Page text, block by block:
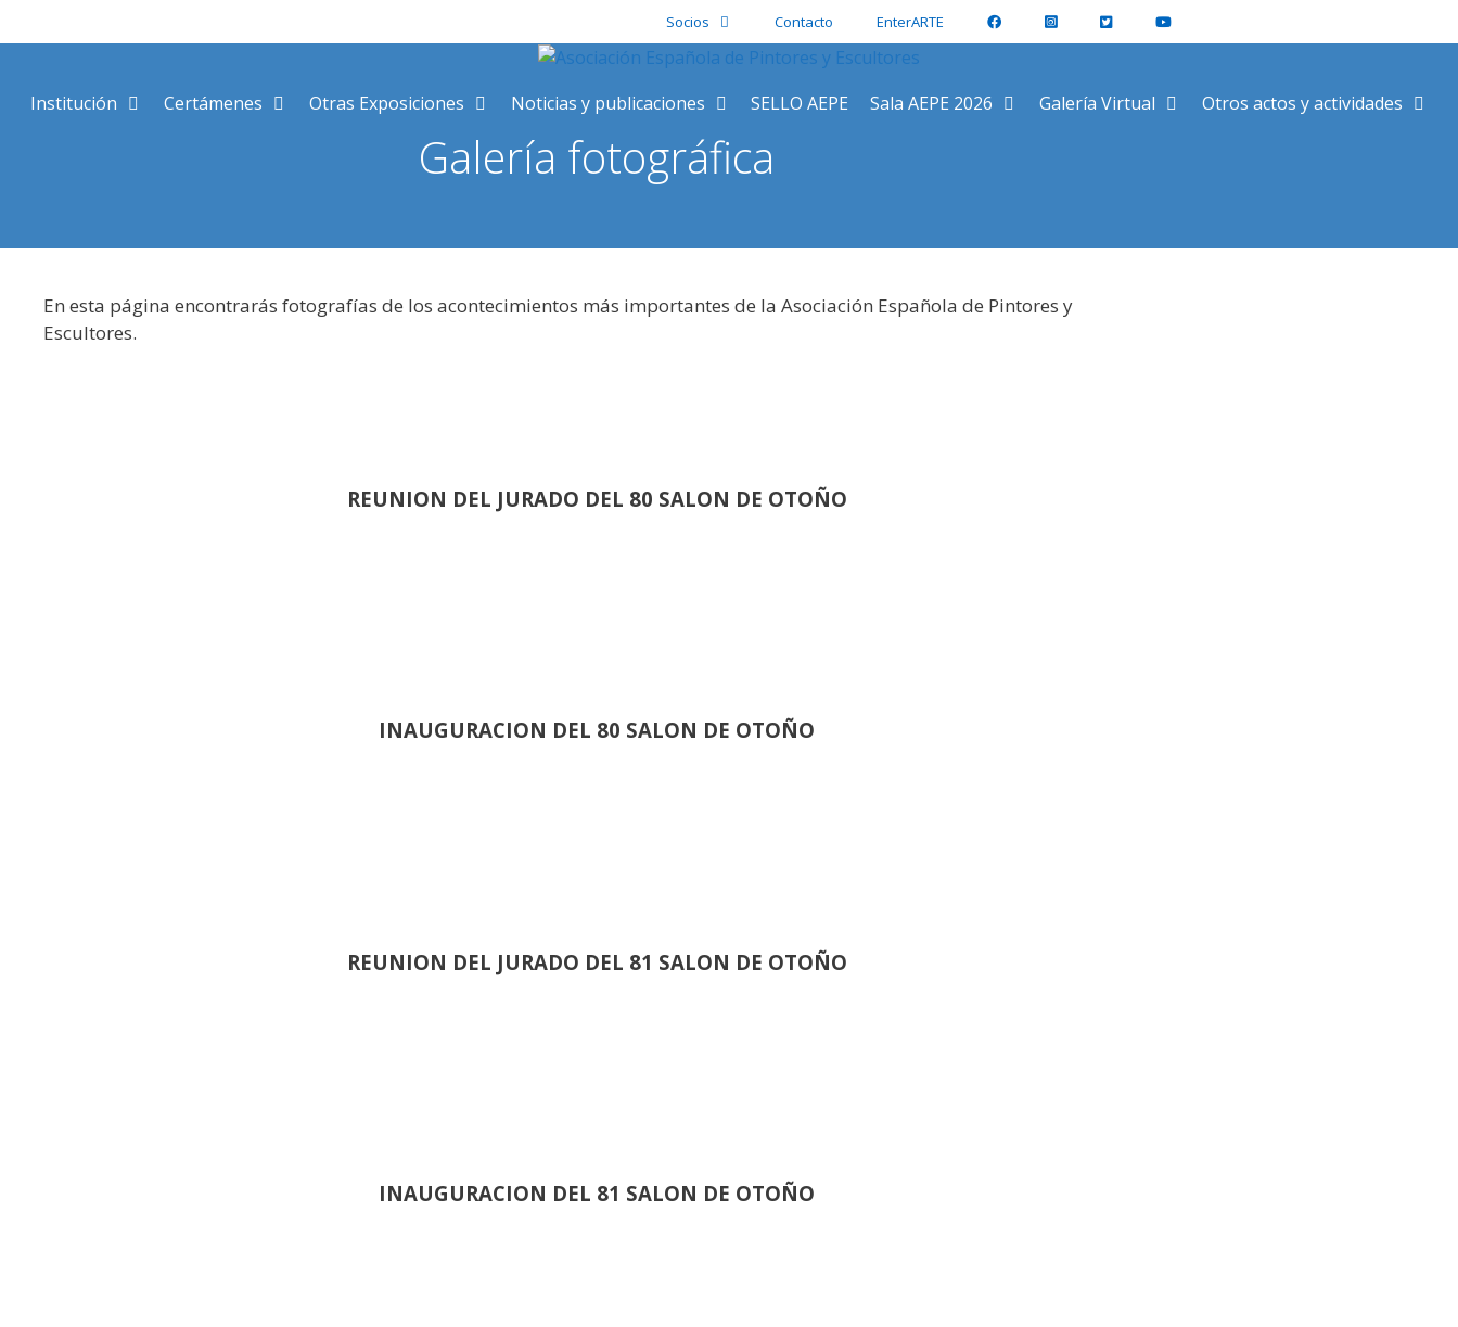
al
Socios Contacto EnterARTE
Institución Certámenes Otras Exposiciones Noticias y publicaciones SELLO AEPE Sala AEPE 2026 Galería Virtual Otros actos y actividades
Galería fotográfica
En esta página encontrarás fotografías de los acontecimientos más importantes de la Asociación Española de Pintores y
Escultores.
REUNION DEL JURADO DEL 80 SALON DE OTOÑO
INAUGURACION DEL 80 SALON DE OTOÑO
REUNION DEL JURADO DEL 81 SALON DE OTOÑO
INAUGURACION DEL 81 SALON DE OTOÑO